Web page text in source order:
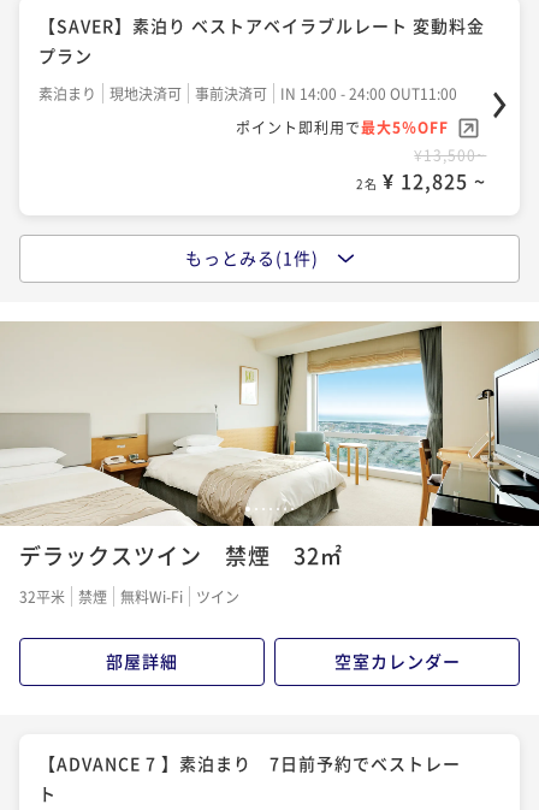
【SAVER】素泊り ベストアベイラブルレート 変動料金
プラン
素泊まり 現地決済可 事前決済可
IN 14:00 - 24:00 OUT11:00
ポイント即利用で最大5％OFF
¥13,500~
2名 ¥ 12,825 ~
【SAVER】朝食付き ベストアベイラブルレート 変動料
事前決済可
IN 14:00 - 24:00 OUT11:00
ポイント即利用で最大5％OFF
¥19,100~
2名 ¥ 18,145 ~
もっとみる(1件)
1 2 3 4 567
デラックスツイン 禁煙 32㎡
32平米 禁煙 無料Wi-Fi ツイン
部屋詳細 空室カレンダー
【ADVANCE 7 】素泊まり 7日前予約でベストレー
ト